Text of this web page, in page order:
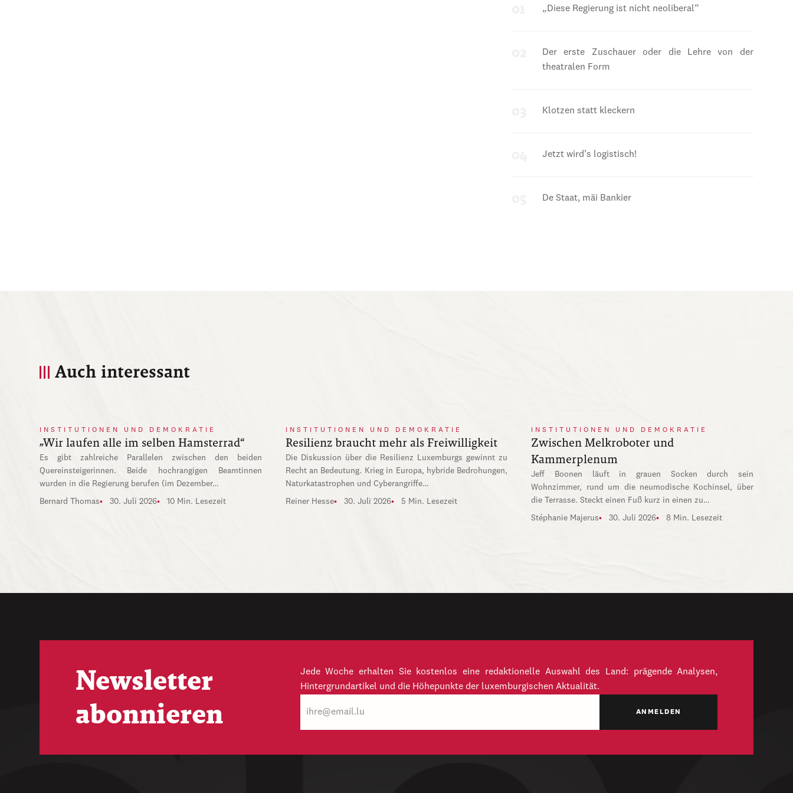
„Diese Regierung ist nicht neoliberal“
Der erste Zuschauer oder die Lehre von der
theatralen Form
Klotzen statt kleckern
Jetzt wird’s logistisch!
De Staat, mäi Bankier
Auch interessant
INSTITUTIONEN UND DEMOKRATIE
„Wir laufen alle im selben Hamsterrad“
Es gibt zahlreiche Parallelen zwischen den beiden
Quereinsteigerinnen. Beide hochrangigen Beamtinnen
wurden in die Regierung berufen (im Dezember…
Bernard Thomas 30. Juli 2026 10 Min. Lesezeit
INSTITUTIONEN UND DEMOKRATIE
Resilienz braucht mehr als Freiwilligkeit
Die Diskussion über die Resilienz Luxemburgs gewinnt zu
Recht an Bedeutung. Krieg in Europa, hybride Bedrohungen,
Naturkatastrophen und Cyberangriffe…
Reiner Hesse 30. Juli 2026 5 Min. Lesezeit
INSTITUTIONEN UND DEMOKRATIE
Zwischen Melkroboter und
Kammerplenum
Jeff Boonen läuft in grauen Socken durch sein
Wohnzimmer, rund um die neumodische Kochinsel, über
die Terrasse. Steckt einen Fuß kurz in einen zu…
Stéphanie Majerus 30. Juli 2026 8 Min. Lesezeit
Newsletter
abonnieren
Jede Woche erhalten Sie kostenlos eine redaktionelle Auswahl des Land: prägende Analysen,
Hintergrundartikel und die Höhepunkte der luxemburgischen Aktualität.
Mail